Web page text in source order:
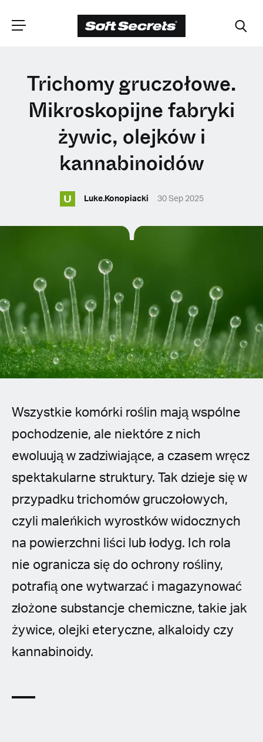
WYBIERZ
LOKALIZACJĘ
English (United States)
Spanish (Latin America)
German
French
Italian
Polish
Trichomy gruczołowe.
Mikroskopijne fabryki
żywic, olejków i
kannabinoidów
U Luke.Konopiacki 30 Sep 2025
Wszystkie komórki roślin mają wspólne
pochodzenie, ale niektóre z nich
ewoluują w zadziwiające, a czasem wręcz
spektakularne struktury. Tak dzieje się w
przypadku trichomów gruczołowych,
czyli maleńkich wyrostków widocznych
na powierzchni liści lub łodyg. Ich rola
nie ogranicza się do ochrony rośliny,
potrafią one wytwarzać i magazynować
złożone substancje chemiczne, takie jak
żywice, olejki eteryczne, alkaloidy czy
kannabinoidy.